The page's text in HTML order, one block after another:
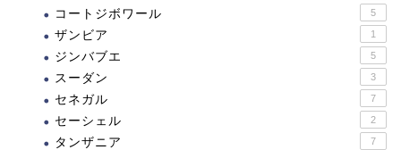
コートジボワール 5
ザンビア 1
ジンバブエ 5
スーダン 3
セネガル 7
セーシェル 2
タンザニア 7